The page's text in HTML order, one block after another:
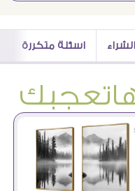
اسئلة متكررة